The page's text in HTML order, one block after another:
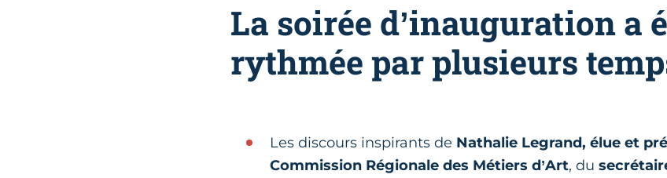
La soirée d’inauguration a
rythmée par plusieurs
Les discours inspirants de Nathalie Legrand, élue et
Commission Régionale des Métiers d’Art, du